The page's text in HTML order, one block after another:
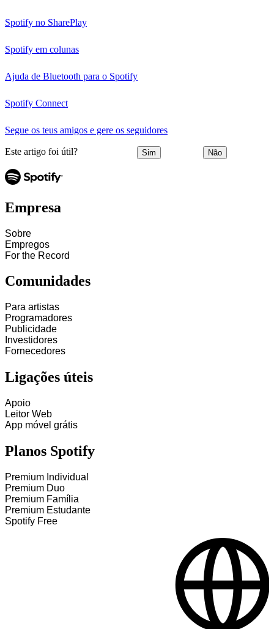
Spotify no SharePlay
Spotify em colunas
Ajuda de Bluetooth para o Spotify
Spotify Connect
Segue os teus amigos e gere os seguidores
Este artigo foi útil? Sim Não
Empresa
Sobre
Empregos
For the Record
Comunidades
Para artistas
Programadores
Publicidade
Investidores
Fornecedores
Ligações úteis
Apoio
Leitor Web
App móvel grátis
Planos Spotify
Premium Individual
Premium Duo
Premium Família
Premium Estudante
Spotify Free